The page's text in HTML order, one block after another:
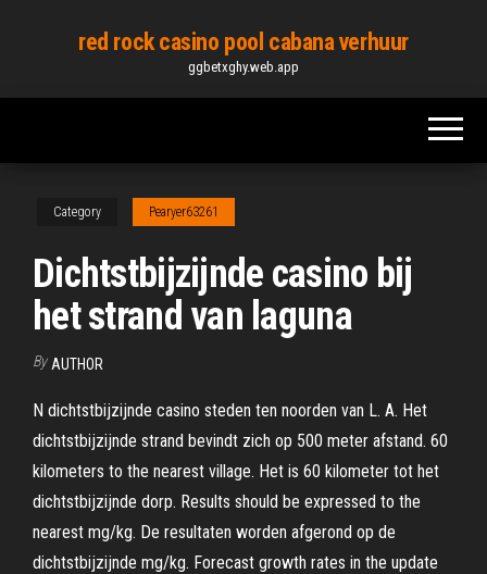
content
red rock casino pool cabana verhuur
ggbetxghy.web.app
Category Pearyer63261
Dichtstbijzijnde casino bij
het strand van laguna
By AUTHOR
N dichtstbijzijnde casino steden ten noorden van L. A. Het
dichtstbijzijnde strand bevindt zich op 500 meter afstand. 60
kilometers to the nearest village. Het is 60 kilometer tot het
dichtstbijzijnde dorp. Results should be expressed to the
nearest mg/kg. De resultaten worden afgerond op de
dichtstbijzijnde mg/kg. Forecast growth rates in the update